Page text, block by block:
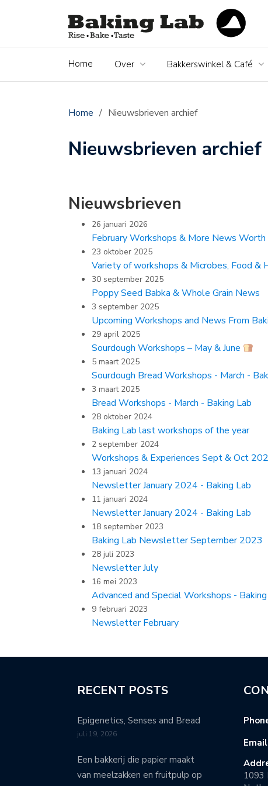
Home Over Bakkerswinkel & Café
Home / Nieuwsbrieven archief
Nieuwsbrieven archief
Nieuwsbrieven
26 januari 2026
February Workshops & More News Worth
23 oktober 2025
Variety of workshops & Microbes, Food &
30 september 2025
Poppy Seed Babka & Whole Grain News
3 september 2025
Upcoming Workshops and News From
29 april 2025
Sourdough Workshops – May & June
5 maart 2025
Sourdough Bread Workshops - March -
3 maart 2025
Bread Workshops - March - Baking Lab
28 oktober 2024
Baking Lab last workshops of the year
2 september 2024
Workshops & Experiences Sept & Oct
13 januari 2024
Newsletter January 2024 - Baking Lab
11 januari 2024
Newsletter January 2024 - Baking Lab
18 september 2023
Baking Lab Newsletter September 2023
28 juli 2023
Newsletter July
16 mei 2023
Advanced and Special Workshops -
9 februari 2023
Newsletter February
RECENT POSTS
Epigenetics, Senses and Bread
juli 19, 2026
Een bakkerij die papier maakt
van meelzakken en fruitpulp op
1093